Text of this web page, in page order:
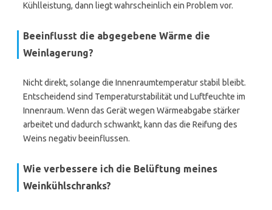
Kühlleistung, dann liegt wahrscheinlich ein Problem vor.
Beeinflusst die abgegebene Wärme die
Weinlagerung?
Nicht direkt, solange die Innenraumtemperatur stabil bleibt.
Entscheidend sind Temperaturstabilität und Luftfeuchte im
Innenraum. Wenn das Gerät wegen Wärmeabgabe stärker
arbeitet und dadurch schwankt, kann das die Reifung des
Weins negativ beeinflussen.
Wie verbessere ich die Belüftung meines
Weinkühlschranks?